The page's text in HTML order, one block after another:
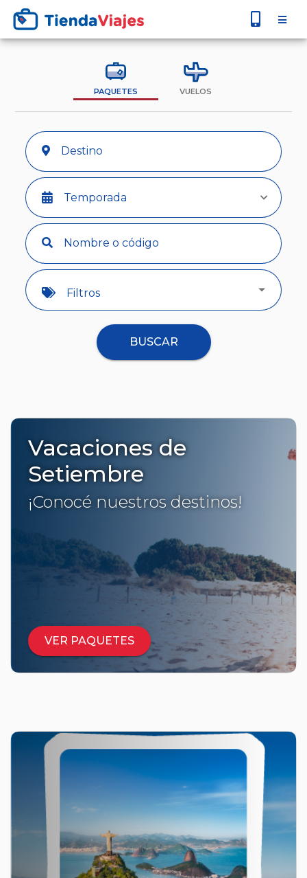
PAQUETES VUELOS
Temporada
Filtros
BUSCAR
Vacaciones de
Setiembre
¡Conocé nuestros destinos!
VER PAQUETES